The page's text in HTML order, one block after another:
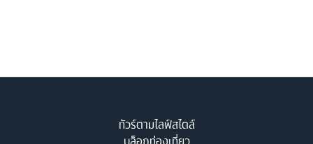
ทัวร์ตามไลฟ์สไตล์